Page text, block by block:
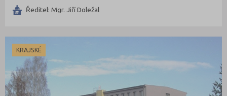
Ředitel: Mgr. Jiří Doležal
KRAJSKÉ